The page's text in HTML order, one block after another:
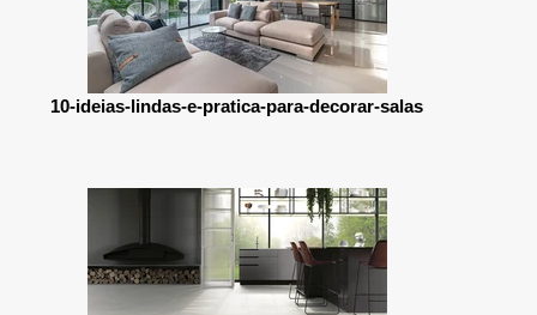
10-ideias-lindas-e-pratica-para-decorar-salas